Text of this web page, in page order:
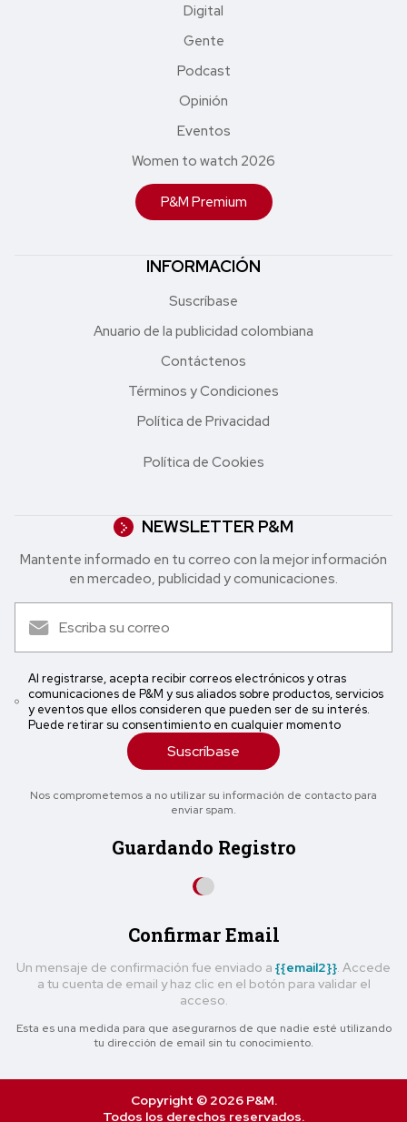
Digital
Gente
Podcast
Opinión
Eventos
Women to watch 2026
P&M Premium
INFORMACIÓN
Suscríbase
Anuario de la publicidad colombiana
Contáctenos
Términos y Condiciones
Política de Privacidad
Política de Cookies
NEWSLETTER P&M
Mantente informado en tu correo con la mejor in formación
en mercadeo, publicidad y comunicaciones.
Al registrarse, acepta recibir correos electrónicos y otras
comunicaciones de P&M y sus aliados sobre productos, servicios
y eventos que ellos consideren que pueden ser de su interés.
Puede retirar su consentimiento en cualquier momento
Suscríbase
Nos comprometemos a no utilizar su información de contacto para
enviar spam.
Guardando Registro
Confirmar Email
Un mensaje de confirmación fue enviado a {{email2}} . Accede
a tu cuenta de email y haz clic en el botón para validar el
acceso.
Esta es una medida para que asegurarnos de que nadie esté utilizando
tu dirección de email sin tu conocimiento.
Copyright © 2026 P&M.
Todos los derechos reservados.